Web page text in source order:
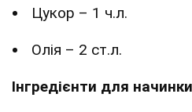
Цукор – 1 ч.л.
Олія – 2 ст.л.
Інгредієнти для начинки